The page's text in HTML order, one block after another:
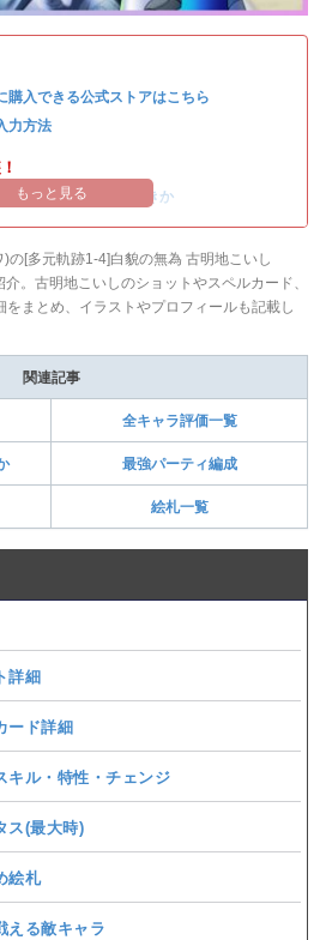
購入できる公式ストアはこちら
力方法
ガチャシミュ 引くべきか
もっと見る
の[多元軌跡1-4]白貌の無為 古明地こいし
。古明地こいしのショットやスペルカード、
まとめ、イラストやプロフィールも記載し
関連記事
全キャラ評価一覧
最強パーティ編成
絵札一覧
詳細
ード詳細
ル・特性・チェンジ
ス(最大時)
絵札
える敵キャラ